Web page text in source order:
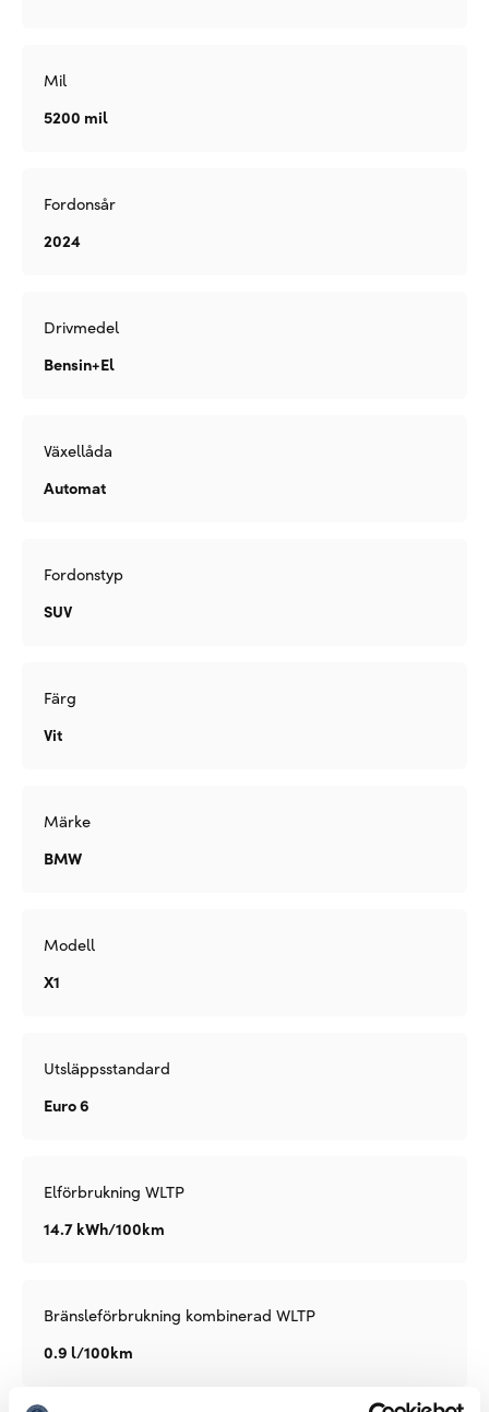
Mil
5200 mil
Fordonsår
2024
Drivmedel
Bensin+El
Växellåda
Automat
Fordonstyp
SUV
Färg
Vit
Märke
BMW
Modell
X1
Utsläppsstandard
Euro 6
Elförbrukning WLTP
14.7 kWh/100km
Bränsleförbrukning kombinerad WLTP
0.9 l/100km